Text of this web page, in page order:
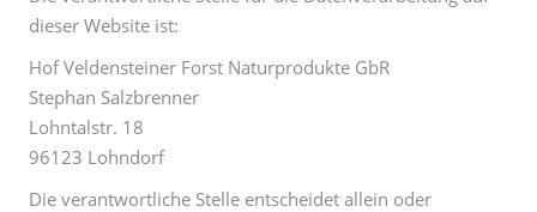
dieser Website ist:
Hof Veldensteiner Forst Naturprodukte GbR
Stephan Salzbrenner
Lohntalstr. 18
96123 Lohndorf
Die verantwortliche Stelle entscheidet allein oder